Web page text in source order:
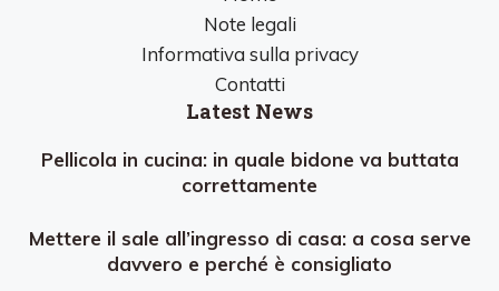
Note legali
Informativa sulla privacy
Contatti
Latest News
Pellicola in cucina: in quale bidone va buttata
correttamente
Mettere il sale all’ingresso di casa: a cosa serve
davvero e perché è consigliato